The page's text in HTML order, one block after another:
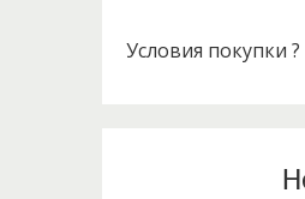
Условия покупки ?